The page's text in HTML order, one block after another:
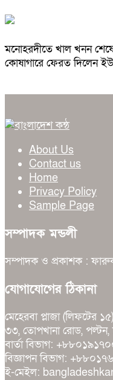
মনোহরদীতে খাল খনন
কোষাগারে ফেরত দিলেন
About Us
Contact us
Home
Privacy Policy
Sample Page
সম্পাদক মন্ডলী
সম্পাদক ও প্রকাশক :
যোগাযোগের ঠিকানা
মেহেরবা প্লাজা (লিফটের ১৫)
৩৩, তোপখানা রোড, পল্টন,
বার্তা বিভাগ:
বিজ্ঞাপন বিভাগ:
ই-মেইল: